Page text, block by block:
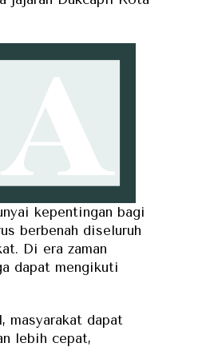
kepentingan bagi
berbenah diseluruh
Di era zaman
dapat mengikuti
masyarakat dapat
lebih cepat,